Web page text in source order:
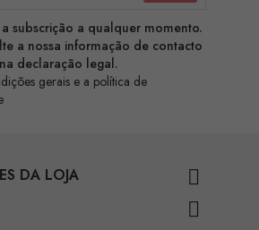
subscrição a qualquer momento.
a nossa informação de contacto
na declaração legal.
gerais e a política de
DA LOJA 
